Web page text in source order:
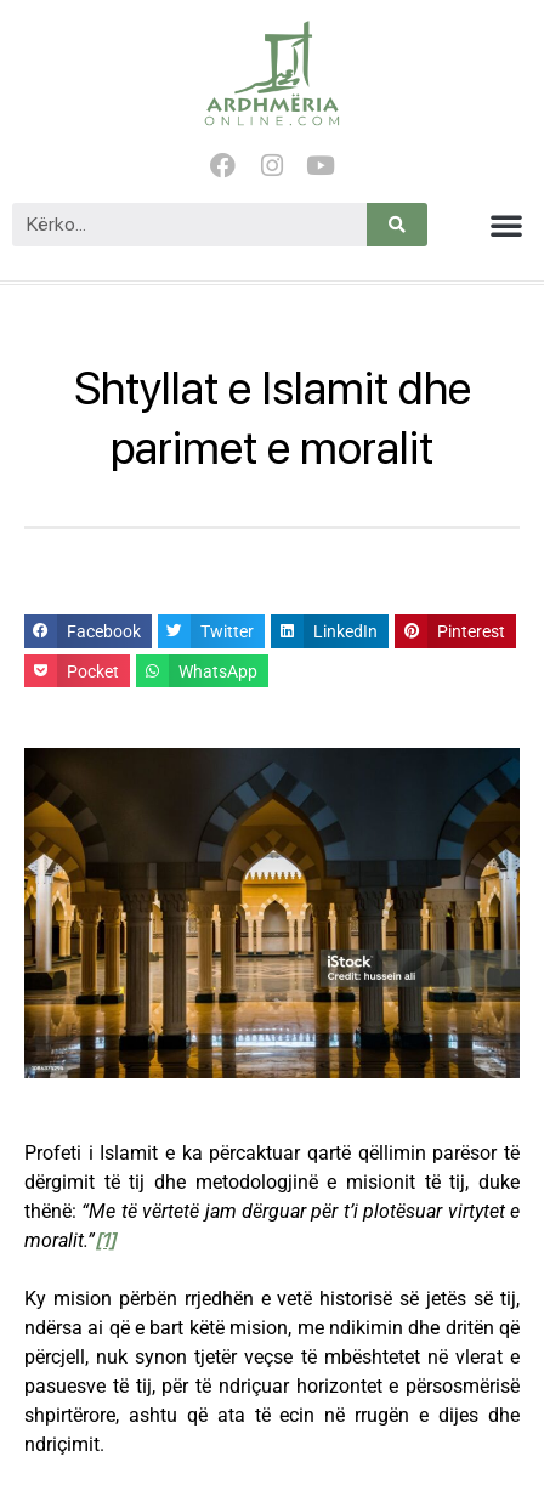
Shtyllat e Islamit dhe
parimet e moralit
Facebook Twitter LinkedIn Pinterest
Pocket WhatsApp
Profeti i Islamit e ka përcaktuar qartë qëllimin parësor të
dërgimit të tij dhe metodologjinë e misionit të tij, duke
thënë: “Me të vërtetë jam dërguar për t’i plotësuar virtytet e
moralit.”[1]
Ky mision përbën rrjedhën e vetë historisë së jetës së tij,
ndërsa ai që e bart këtë mision, me ndikimin dhe dritën që
përcjell, nuk synon tjetër veçse të mbështetet në vlerat e
pasuesve të tij, për të ndriçuar horizontet e përsosmërisë
shpirtërore, ashtu që ata të ecin në rrugën e dijes dhe
ndriçimit.